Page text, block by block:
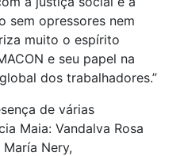
sem opressores nem
muito o espírito
e seu papel na
dos trabalhadores.”
de várias
Maia: Vandalva Rosa
María Nery,